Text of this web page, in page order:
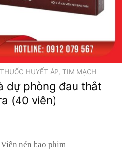
THUỐC HUYẾT ÁP, TIM MẠCH
dự phòng đau thắt
(40 viên)
Viên nén bao phim